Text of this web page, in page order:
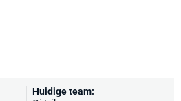
Huidige team: